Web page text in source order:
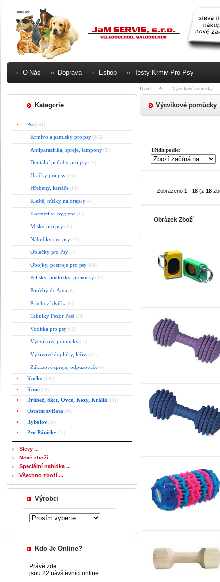
O Nás Doprava Eshop Testy Krmiv Pro Psy
Kategorie
Psi (881)
Krmivo a pamlsky pro psy (366)
Antiparazitika, spreje, šampony (35)
Dentální potřeby pro psy (16)
Hračky pro psy (55)
Hřebeny, kartáče (13)
Kleště, nůžky na drápky (4)
Kosmetika, hygiena (10)
Misky pro psy (37)
Náhubky pro psy (19)
Oblečky pro Psy (1)
Obojky, postroje pro psy (106)
Pelíšky, podložky, přenosky (43)
Potřeby do Auta (8)
Průchozí dvířka (6)
Tabulky Pozor Pes! (33)
Vodítka pro psy (62)
Výcvikové pomůcky (18)
Výživové doplňky, léčiva (41)
Zákazové spreje, odpuzovače (6)
Kočky (139)
Koně (50)
Drůbež, Skot, Ovce, Kozy, Králík (151)
Ostatní zvířata (94)
Rybolov (54)
Pro Páníčky (13)
Slevy ...
Nové zboží ...
Speciální nabídka ...
Všechno zboží ...
Výrobci
Kdo Je Online?
Právě zde
jsou 22 návštěvníci online.
Úvod :: Psi :: Výcvikové pomůcky
Výcvikové pomůcky
Třídit podle:
Zobrazeno 1 - 18 (z 18
Obrázek Zboží